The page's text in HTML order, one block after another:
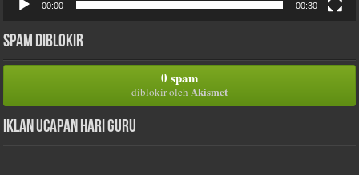
00:00 00:30
Spam Diblokir
0 spam
diblokir oleh Akismet
Iklan Ucapan Hari Guru